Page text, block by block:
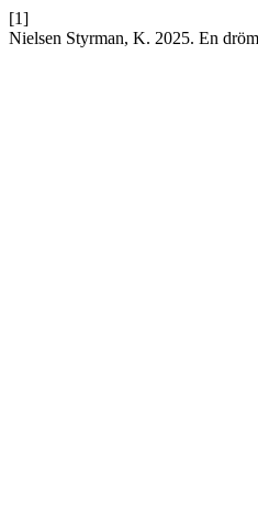
[1]
Nielsen Styrman, K. 2025. En